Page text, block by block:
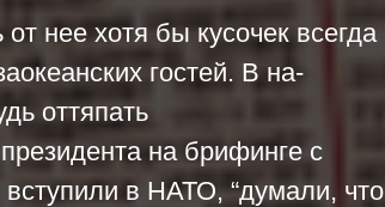
нее хотя бы кусочек всегда
гостей. В на-
оттяпать
на брифинге с
в НАТО, “думали, что